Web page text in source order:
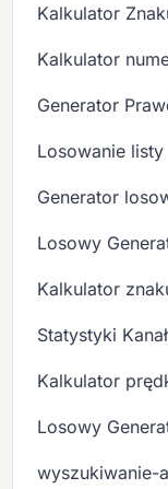
Kalkulator
Kalkulator
Generator
Losowanie listy
Generator
Losowy
Kalkulator
Statystyki
Kalkulator
Losowy
wyszukiwanie-